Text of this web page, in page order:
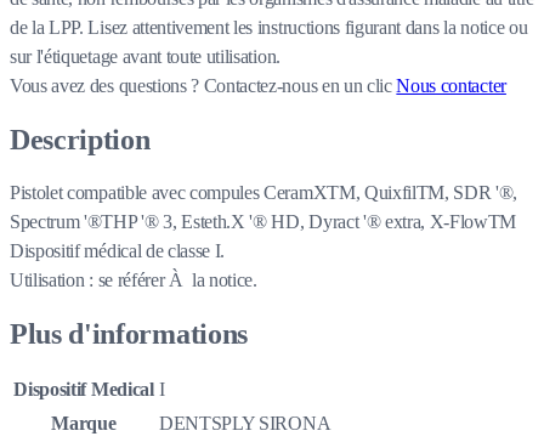
de la LPP. Lisez attentivement les instructions figurant dans la notice ou
sur l'étiquetage avant toute utilisation.
Vous avez des questions ? Contactez-nous en un clicNous contacter
Description
Pistolet compatible avec compules CeramXTM, QuixfilTM, SDR '®,
Spectrum '®THP '® 3, Esteth.X '® HD, Dyract '® extra, X-FlowTM
Dispositif médical de classe I.
Utilisation : se référer À la notice.
Plus d'informations
Dispositif Medical I
Marque
DENTSPLY SIRONA